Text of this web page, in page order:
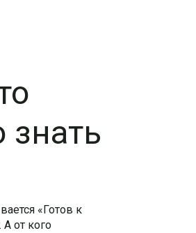
знать
«Готов к
А от кого